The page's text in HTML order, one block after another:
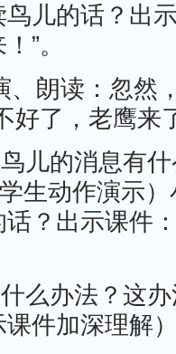
儿的话？出
”。
朗读：忽然
好了，老鹰来
鸟儿的消息有
生动作演示
？出示课件
什么办法？这
课件加深理解